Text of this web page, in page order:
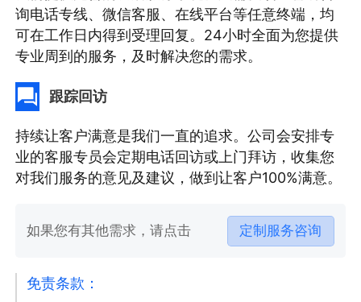
询电话专线、微信客服、在线平台等任意终端，均
可在工作日内得到受理回复。24小时全面为您提供
专业周到的服务，及时解决您的需求。
跟踪回访
持续让客户满意是我们一直的追求。公司会安排专
业的客服专员会定期电话回访或上门拜访，收集您
对我们服务的意见及建议，做到让客户100%满意。
如果您有其他需求，请点击 定制服务咨询
免责条款：